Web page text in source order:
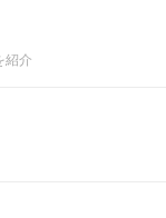
紹介